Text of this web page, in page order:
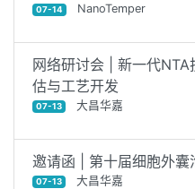
07-14 NanoTemper
网络研讨会 | 新一代
估与工艺开发
07-13 大昌华嘉
邀请函 | 第十届细胞外
07-13 大昌华嘉